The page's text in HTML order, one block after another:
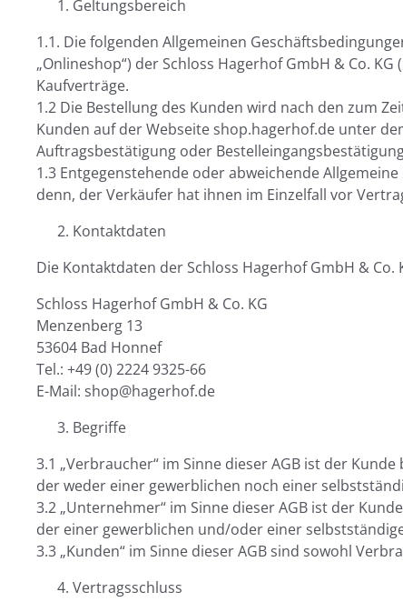
Geltungsbereich
1.1. Die folgenden Allgemeinen
„Onlineshop“) der Schloss Hagerhof GmbH & Co.
Kaufverträge.
1.2 Die Bestellung des Kunden wird nach den zum
Kunden auf der Webseite shop.hagerhof.de unter
Auftragsbestätigung oder
1.3 Entgegenstehende oder abweichende
denn, der Verkäufer hat ihnen im Einzelfall vor
Kontaktdaten
Die Kontaktdaten der Schloss Hagerhof GmbH & Co.
Schloss Hagerhof GmbH & Co. KG
Menzenberg 13
53604 Bad Honnef
Tel.: +49 (0) 2224 9325-66
E-Mail: shop@hagerhof.de
Begriffe
3.1 „Verbraucher“ im Sinne dieser AGB ist der
der weder einer gewerblichen noch einer
3.2 „Unternehmer“ im Sinne dieser AGB ist der
der einer gewerblichen und/oder einer
3.3 „Kunden“ im Sinne dieser AGB sind sowohl
Vertragsschluss